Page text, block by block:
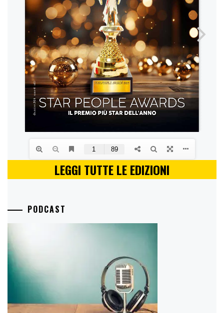
LEGGI TUTTE LE EDIZIONI
PODCAST